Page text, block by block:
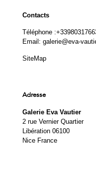
Contacts
Téléphone :
Email: galerie@eva-
SiteMap
Adresse
Galerie Eva Vautier
2 rue Vernier Quartier
Libération 06100
Nice France